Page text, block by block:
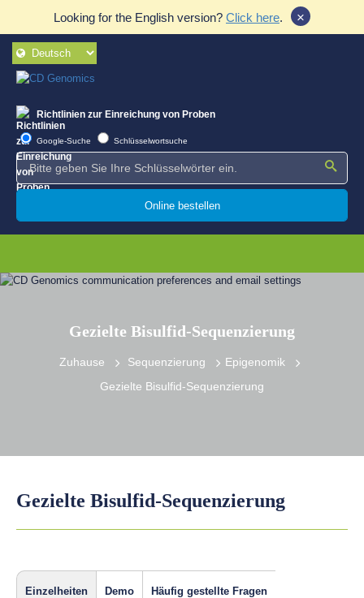
Looking for the English version? Click here. ×
Richtlinien zur Einreichung von Proben
Google-Suche Schlüsselwortsuche
Online bestellen
Gezielte Bisulfid-Sequenzierung
Zuhause Sequenzierung
Epigenomik
Gezielte Bisulfid-Sequenzierung
Gezielte Bisulfid-Sequenzierung
Einzelheiten Demo Häufig gestellte Fragen